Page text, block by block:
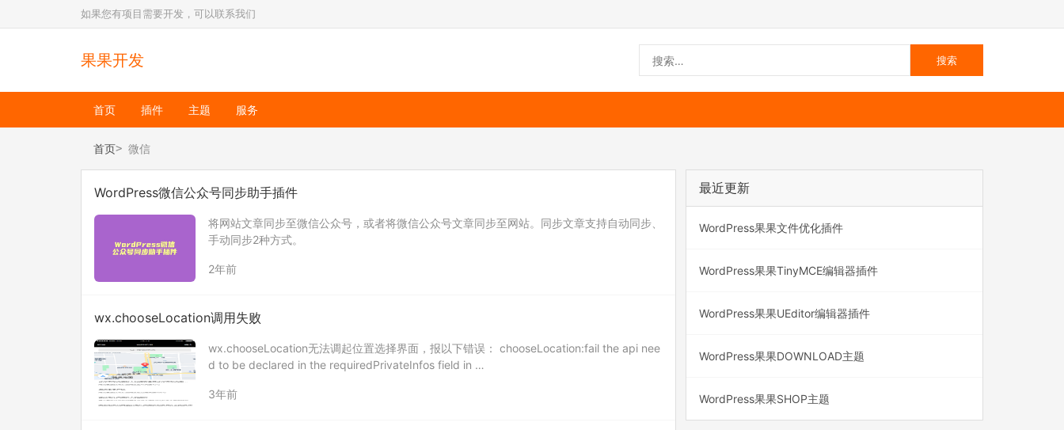
如果您有项目需要开发，可以联系我们
果果开发
首页 插件 主题 服务
首页 微信
WordPress微信公众号同步助手插件
将网站文章同步至微信公众号，或者将微信公众号文章同步至网站。同步文章支持自动同步、
手动同步2种方式。
2年前
wx.chooseLocation调用失败
wx.chooseLocation无法调起位置选择界面，报以下错误： chooseLocation:fail the api nee
d to be declared in the requiredPrivateInfos field in …
3年前
最近更新
WordPress果果文件优化插件
WordPress果果TinyMCE编辑器插件
WordPress果果UEditor编辑器插件
WordPress果果DOWNLOAD主题
WordPress果果SHOP主题